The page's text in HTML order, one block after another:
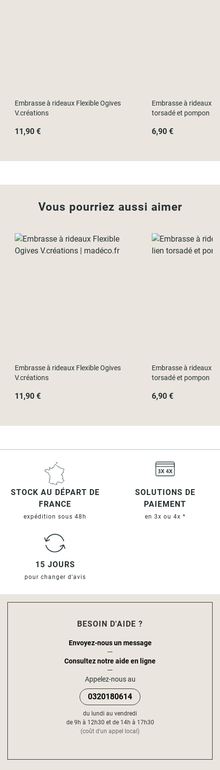
Embrasse à rideaux Flexible Ogives
V.créations
11,90 €
Embrasse à rideaux
torsadé et pompon
6,90 €
Vous pourriez aussi aimer
Embrasse à rideaux Flexible Ogives
V.créations
11,90 €
Embrasse à rideaux
torsadé et pompon
6,90 €
STOCK AU DÉPART DE
FRANCE
expédition sous 48h
SOLUTIONS DE
PAIEMENT
en 3x ou 4x *
15 JOURS
pour changer d'avis
BESOIN D'AIDE ?
Envoyez-nous un message
Consultez notre aide en ligne
Appelez-nous au
0320180614
du lundi au vendredi
de 9h à 12h30 et de 14h à 17h30
(coût d'un appel local)